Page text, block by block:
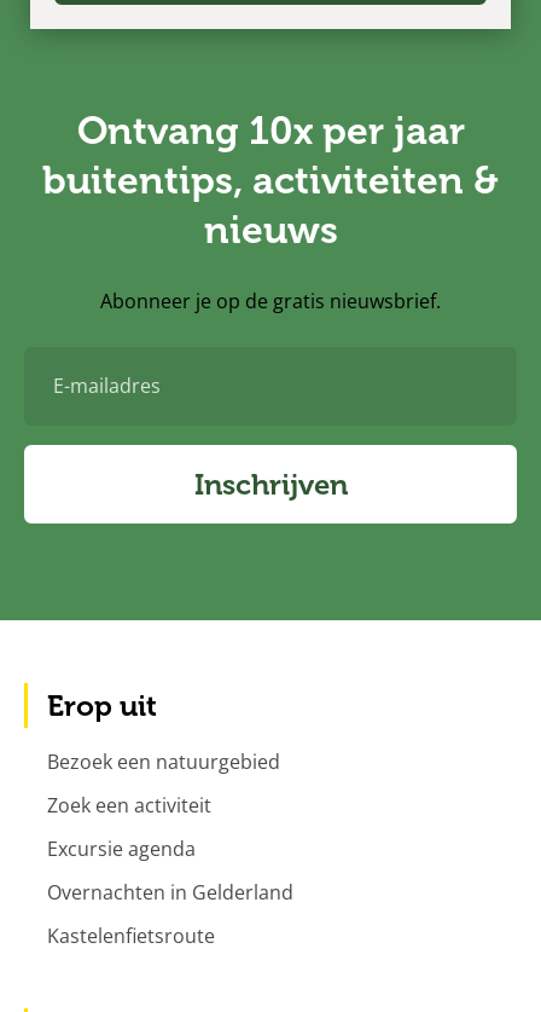
Ontvang 10x per jaar
buitentips, activiteiten &
nieuws
Abonneer je op de gratis nieuwsbrief.
mailadres
Inschrijven
Erop uit
Bezoek een natuurgebied
Zoek een activiteit
Excursie agenda
Overnachten in Gelderland
Kastelenfietsroute